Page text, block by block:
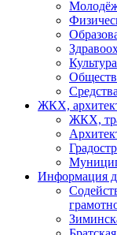
Культура
ЖКХ,
ЖКХ,
Информация